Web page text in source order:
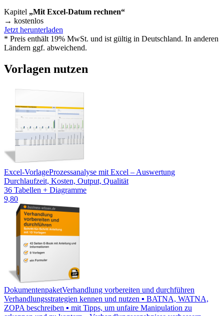
Kapitel „Mit Excel-Datum rechnen“
→ kostenlos
Jetzt herunterladen
* Preis enthält 19% MwSt. und ist gültig in Deutschland. In anderen
Ländern ggf. abweichend.
Vorlagen nutzen
Excel-VorlageProzessanalyse mit Excel – Auswertung
Durchlaufzeit, Kosten, Output, Qualität
36 Tabellen + Diagramme
9,80
DokumentenpaketVerhandlung vorbereiten und durchführen
Verhandlungsstrategien kennen und nutzen ▪ BATNA, WATNA,
ZOPA beschreiben ▪ mit Tipps, um unfaire Manipulation zu